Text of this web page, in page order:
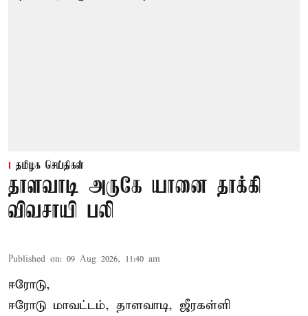
தமிழக செய்திகள்
தாளவாடி அருகே யானை தாக்கி
விவசாயி பலி
Published on: 09 Aug 2026, 11:40 am
ஈரோடு,
ஈரோடு மாவட்டம், தாளவாடி, ஜீரகள்ளி